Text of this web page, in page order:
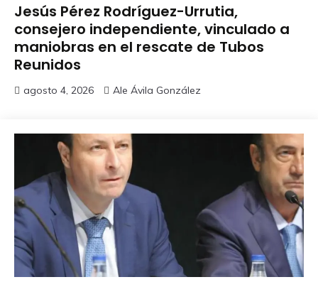
Jesús Pérez Rodríguez-Urrutia,
consejero independiente, vinculado a
maniobras en el rescate de Tubos
Reunidos
agosto 4, 2026 Ale Ávila González